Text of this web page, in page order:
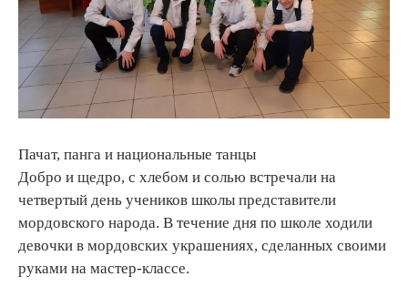
Пачат, панга и национальные танцы
Добро и щедро, с хлебом и солью встречали на
четвертый день учеников школы представители
мордовского народа. В течение дня по школе ходили
девочки в мордовских украшениях, сделанных своими
руками на мастер-классе.